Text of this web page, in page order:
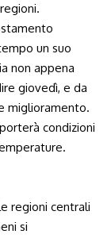
un suo
non appena
giovedì, e da
miglioramento.
condizioni
regioni centrali
si